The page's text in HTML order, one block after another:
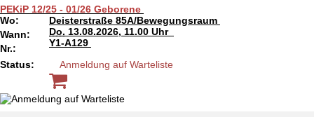
PEKiP 12/25 - 01/26 Geborene
Wo:
Deisterstraße 85A/Bewegungsraum
Wann:
Do. 13.08.2026, 11.00 Uhr
Nr.:
Y1-A129
Status:
Anmeldung auf Warteliste